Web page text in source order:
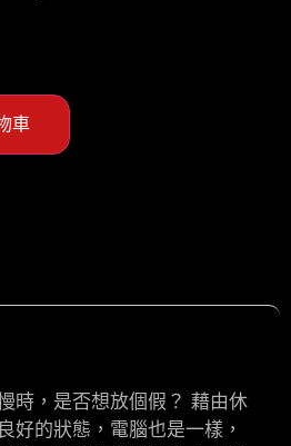
車
時，是否想放個假？ 藉由休
好的狀態，電腦也是一樣，